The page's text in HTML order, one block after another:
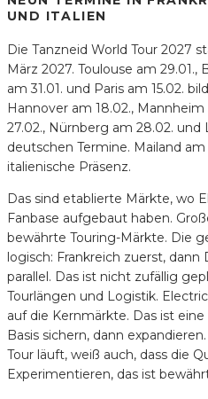
UND ITALIEN
Die Tanzneid World Tour 2027
März 2027. Toulouse am 29.01.,
am 31.01. und Paris am 15.02.
Hannover am 18.02.,
27.02., Nürnberg am 28.02. und
deutschen Termine. Mailand
italienische Präsenz.
Das sind etablierte Märkte, wo
Fanbase aufgebaut haben.
bewährte Touring-Märkte. Die
logisch: Frankreich zuerst,
parallel. Das ist nicht zufällig
Tourlängen und Logistik.
auf die Kernmärkte. Das ist
Basis sichern, dann
Tour läuft, weiß auch, dass die
Experimentieren, das ist